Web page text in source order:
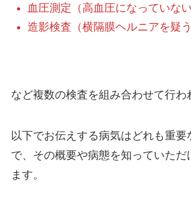
血圧測定（高血圧になっていない
造影検査（横隔膜ヘルニアを疑う
など複数の検査を組み合わせて行わ
以下でお伝えする病気はどれも重要
で、その概要や病態を知っていただ
ます。